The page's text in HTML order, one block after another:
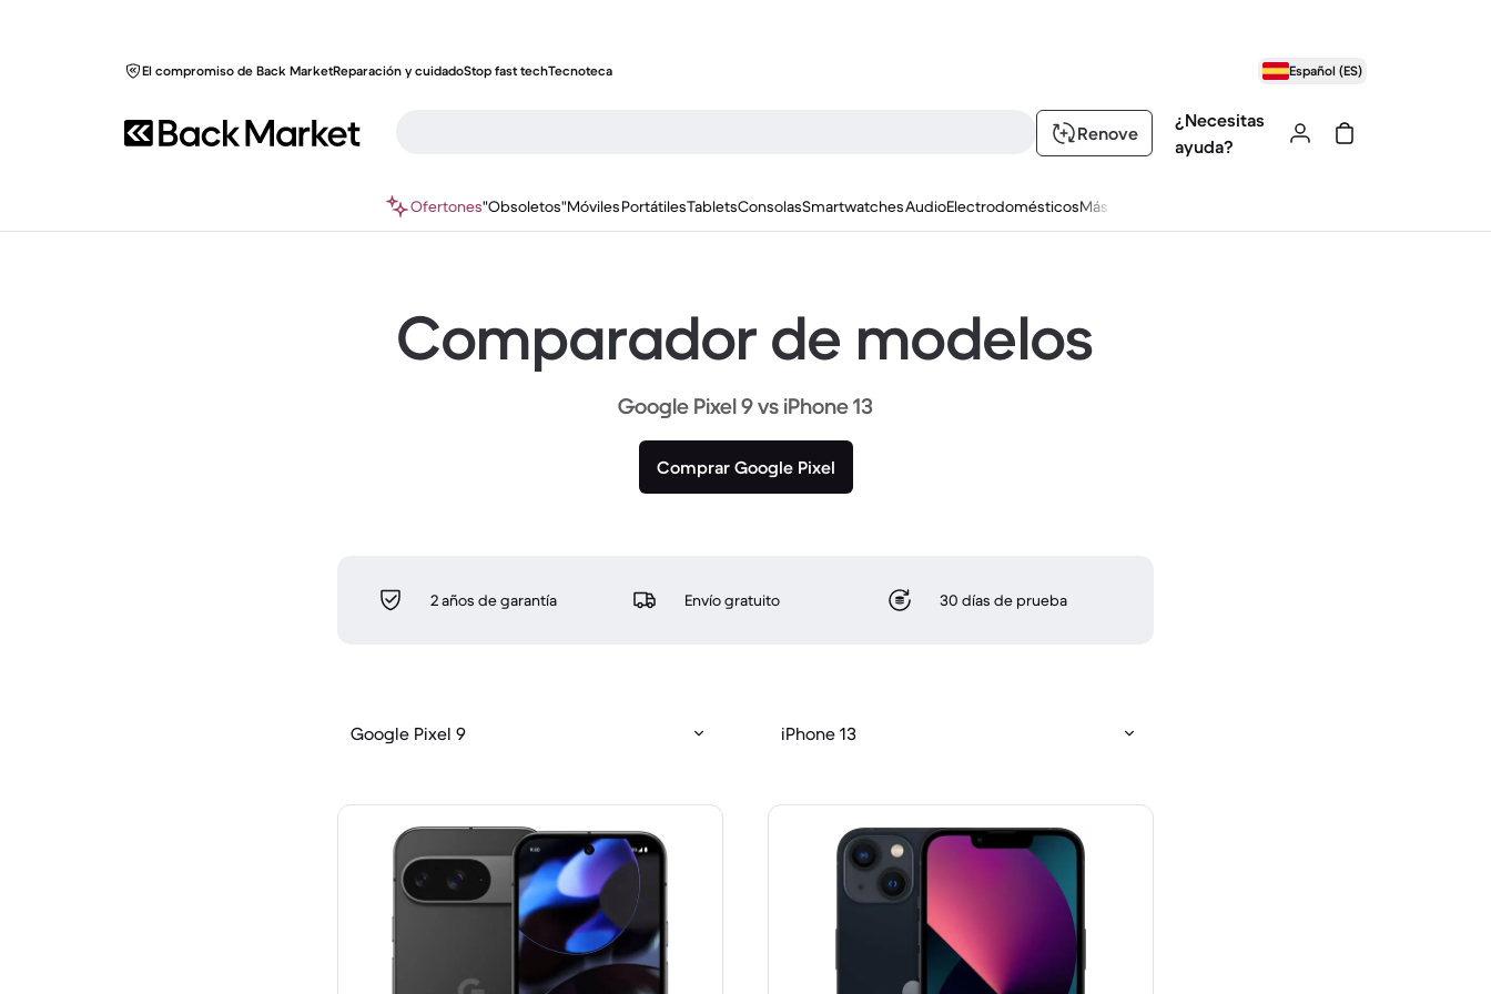
El compromiso de Back MarketReparación y cuidadoStop fast techTecnoteca Español (ES)
Renove
¿Necesitas
ayuda?
Ofertones"Obsoletos"MóvilesPortátilesTabletsConsolasSmartwatchesAudioElectrodomésticosMás
Comparador de modelos
Google Pixel 9 vs iPhone 13
Comprar Google Pixel
2 años de garantía Envío gratuito 30 días de prueba
Google Pixel 9 iPhone 13